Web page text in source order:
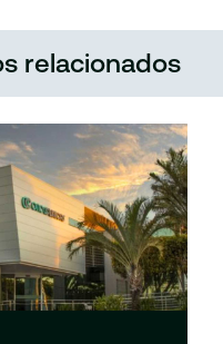
relacionados